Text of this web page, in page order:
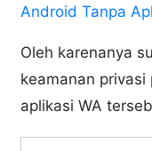
Android Tanpa
Oleh karenanya
keamanan
aplikasi WA